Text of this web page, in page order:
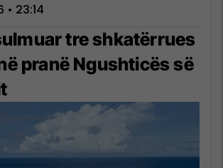
23:14
tre shkatërrues
pranë Ngushticës së